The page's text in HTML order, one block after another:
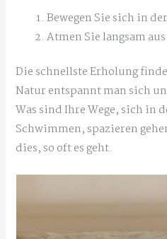
Bewegen Sie sich in
Atmen Sie langsam aus
Die schnellste Erholung
Natur entspannt man sich
Was sind Ihre Wege, sich in
Schwimmen, spazieren
dies, so oft es geht.